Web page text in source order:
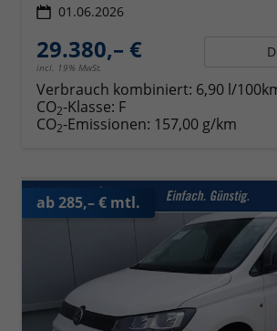
01.06.2026
29.380,– €
incl. 19% MwSt.
Verbrauch kombiniert: 6,90 l/
CO2-Klasse: F
CO2-Emissionen: 157,00 g/km
ab 285,– € mtl.